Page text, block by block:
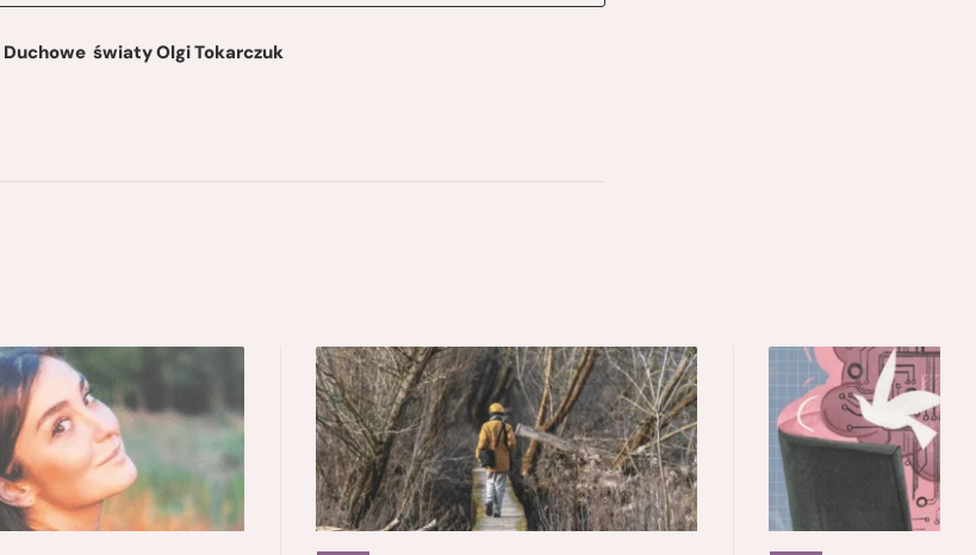
Duchowe światy Olgi Tokarczuk